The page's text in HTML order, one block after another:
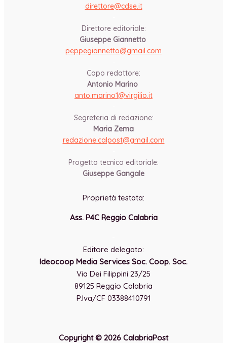
direttore@cdse.it
Direttore editoriale:
Giuseppe Giannetto
peppegiannetto@gmail.com
Capo redattore:
Antonio Marino
anto.marino1@virgilio.it
Segreteria di redazione:
Maria Zema
redazione.calpost@gmail.com
Progetto tecnico editoriale:
Giuseppe Gangale
Proprietà testata:
Ass. P4C Reggio Calabria
Editore delegato:
Ideocoop Media Services Soc. Coop. Soc.
Via Dei Filippini 23/25
89125 Reggio Calabria
P.Iva/CF 03388410791
Copyright © 2026 CalabriaPost